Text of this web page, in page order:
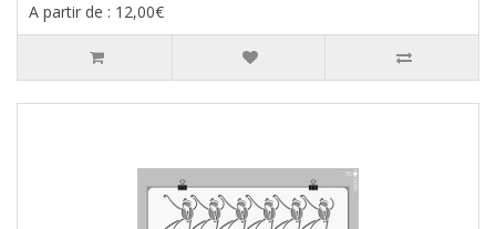
A partir de : 12,00€